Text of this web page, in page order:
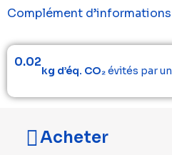
Complément d’informations
0.02
kg d’éq. CO₂évités par
Acheter